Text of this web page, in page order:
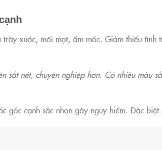
xước, mối mọt, ẩm mốc. Giảm thiểu tình
sắt nét, chuyên nghiệp hơn. Có nhiều màu
góc cạnh sắc nhọn gây nguy hiểm. Đặc